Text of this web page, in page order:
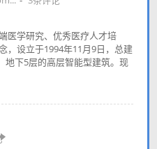
医学研究、优秀医疗人才培
，设立于1994年11月9日，总建
地下5层的高层智能型建筑。现